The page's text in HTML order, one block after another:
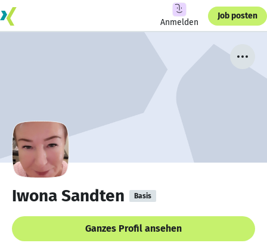
Anmelden
Job posten
Iwona Sandten Basis
Ganzes Profil ansehen